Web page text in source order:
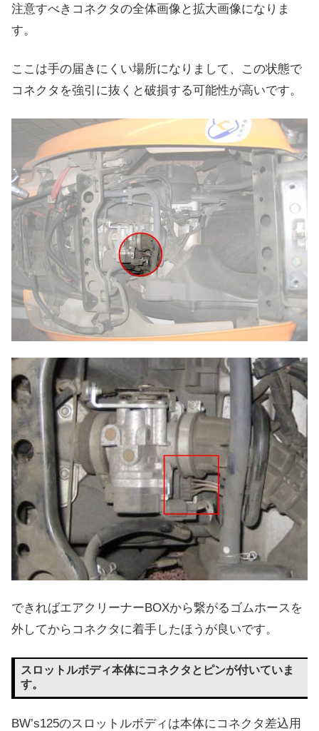
注意すべきコネクタの全体画像と拡大画像になりま
す。
ここは手の届きにくい場所になりまして、この状態で
コネクタを強引に抜くと破損する可能性が高いです。
できればエアクリーナーBOXから繋がるゴムホースを
外してからコネクタに着手したほうが良いです。
スロットルボディ本体にコネクタとピンが付いていま
す。
BW’s125のスロットルボディは本体にコネクタ差込用